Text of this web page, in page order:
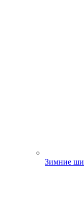
Зимние